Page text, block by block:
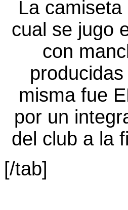
[/tab]